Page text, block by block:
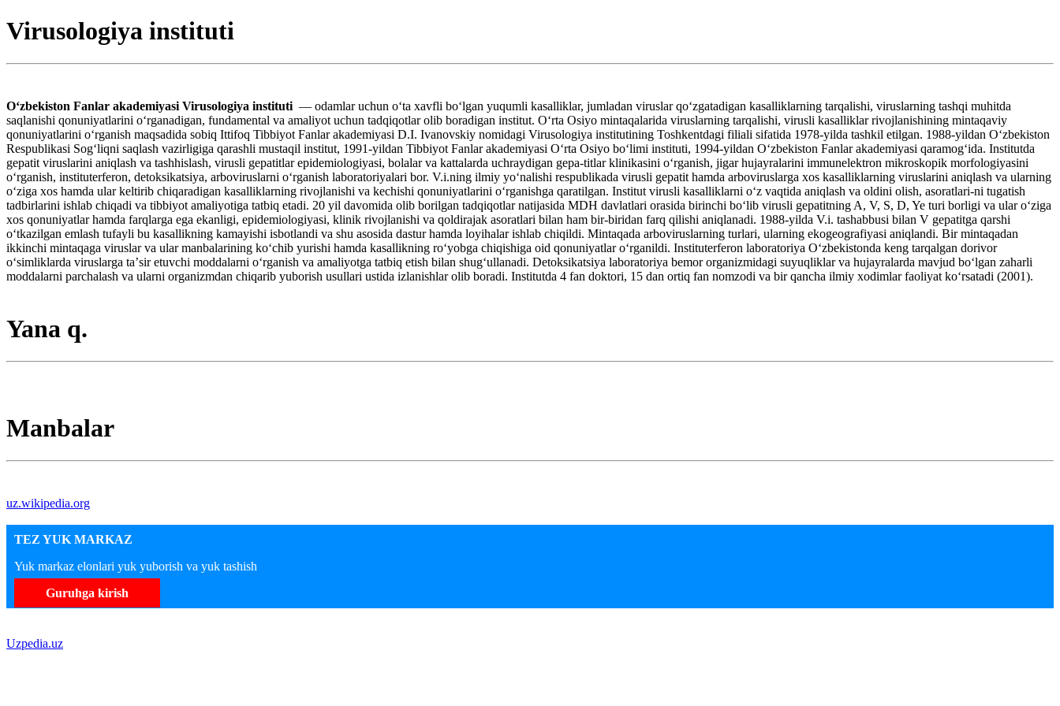
Virusologiya instituti
Oʻzbekiston Fanlar akademiyasi Virusologiya instituti — odamlar uchun oʻta xavfli boʻlgan yuqumli kasalliklar, jumladan viruslar qoʻzgatadigan kasalliklarning tarqalishi, viruslarning tashqi muhitda
saqlanishi qonuniyatlarini oʻrganadigan, fundamental va amaliyot uchun tadqiqotlar olib boradigan institut. Oʻrta Osiyo mintaqalarida viruslarning tarqalishi, virusli kasalliklar rivojlanishining mintaqaviy
qonuniyatlarini oʻrganish maqsadida sobiq Ittifoq Tibbiyot Fanlar akademiyasi D.I. Ivanovskiy nomidagi Virusologiya institutining Toshkentdagi filiali sifatida 1978-yilda tashkil etilgan. 1988-yildan Oʻzbekiston
Respublikasi Sogʻliqni saqlash vazirligiga qarashli mustaqil institut, 1991-yildan Tibbiyot Fanlar akademiyasi Oʻrta Osiyo boʻlimi instituti, 1994-yildan Oʻzbekiston Fanlar akademiyasi qaramogʻida. Institutda
gepatit viruslarini aniqlash va tashhislash, virusli gepatitlar epidemiologiyasi, bolalar va kattalarda uchraydigan gepa-titlar klinikasini oʻrganish, jigar hujayralarini immunelektron mikroskopik morfologiyasini
oʻrganish, instituterferon, detoksikatsiya, arboviruslarni oʻrganish laboratoriyalari bor. V.i.ning ilmiy yoʻnalishi respublikada virusli gepatit hamda arboviruslarga xos kasalliklarning viruslarini aniqlash va ularning
oʻziga xos hamda ular keltirib chiqaradigan kasalliklarning rivojlanishi va kechishi qonuniyatlarini oʻrganishga qaratilgan. Institut virusli kasalliklarni oʻz vaqtida aniqlash va oldini olish, asoratlari-ni tugatish
tadbirlarini ishlab chiqadi va tibbiyot amaliyotiga tatbiq etadi. 20 yil davomida olib borilgan tadqiqotlar natijasida MDH davlatlari orasida birinchi boʻlib virusli gepatitning A, V, S, D, Ye turi borligi va ular oʻziga
xos qonuniyatlar hamda farqlarga ega ekanligi, epidemiologiyasi, klinik rivojlanishi va qoldirajak asoratlari bilan ham bir-biridan farq qilishi aniqlanadi. 1988-yilda V.i. tashabbusi bilan V gepatitga qarshi
oʻtkazilgan emlash tufayli bu kasallikning kamayishi isbotlandi va shu asosida dastur hamda loyihalar ishlab chiqildi. Mintaqada arboviruslarning turlari, ularning ekogeografiyasi aniqlandi. Bir mintaqadan
ikkinchi mintaqaga viruslar va ular manbalarining koʻchib yurishi hamda kasallikning roʻyobga chiqishiga oid qonuniyatlar oʻrganildi. Instituterferon laboratoriya Oʻzbekistonda keng tarqalgan dorivor
oʻsimliklarda viruslarga taʼsir etuvchi moddalarni oʻrganish va amaliyotga tatbiq etish bilan shugʻullanadi. Detoksikatsiya laboratoriya bemor organizmidagi suyuqliklar va hujayralarda mavjud boʻlgan zaharli
moddalarni parchalash va ularni organizmdan chiqarib yuborish usullari ustida izlanishlar olib boradi. Institutda 4 fan doktori, 15 dan ortiq fan nomzodi va bir qancha ilmiy xodimlar faoliyat koʻrsatadi (2001).
Yana q.
Manbalar
uz.wikipedia.org
TEZ YUK MARKAZ
Yuk markaz elonlari yuk yuborish va yuk tashish
Guruhga kirish
Uzpedia.uz